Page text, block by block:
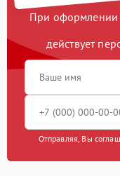
При оформлении
действует
Отправляя, Вы